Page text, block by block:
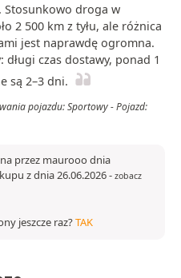
Stosunkowo droga w
2 500 km z tyłu, ale różnica
jest naprawdę ogromna.
długi czas dostawy, ponad 1
są 2–3 dni.
pojazdu: Sportowy - Pojazd:
przez maurooo dnia
z dnia 26.06.2026- zobacz
jeszcze raz?TAK